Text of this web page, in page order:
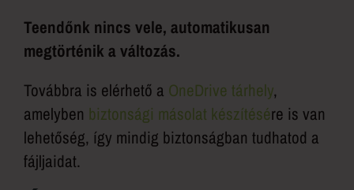
Teendőnk nincs vele, automatikusan
megtörténik a változás.
Továbbra is elérhető a OneDrive tárhely,
amelyben biztonsági másolat készítésére is van
lehetőség, így mindig biztonságban tudhatod a
fájljaidat.